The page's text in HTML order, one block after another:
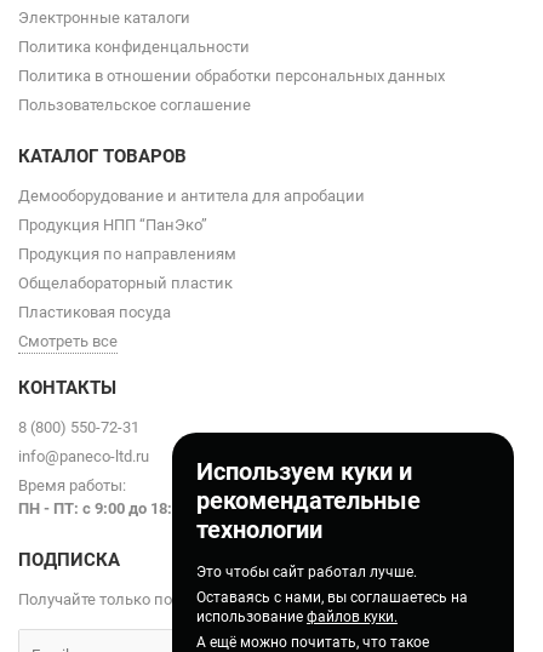
Используем куки и
рекомендательные
технологии
Это чтобы сайт работал лучше.
Оставаясь с нами, вы соглашаетесь на
использование файлов куки.
А ещё можно почитать, что такое
Электронные каталоги
Политика конфиденцальности
Политика в отношении обработки персональных данных
Пользовательское соглашение
КАТАЛОГ ТОВАРОВ
Демооборудование и антитела для апробации
Продукция НПП “ПанЭко”
Продукция по направлениям
Общелабораторный пластик
Пластиковая посуда
Смотреть все
КОНТАКТЫ
8 (800) 550-72-31
info@paneco-ltd.ru
Время работы:
ПН - ПТ: с 9:00 до 18:00
ПОДПИСКА
Получайте только полезные статьи!